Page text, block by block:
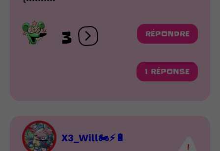
3 Ouvrir les réactions
RÉPONDRE
1 RÉPONSE
X3_Will🏍⚡🔋